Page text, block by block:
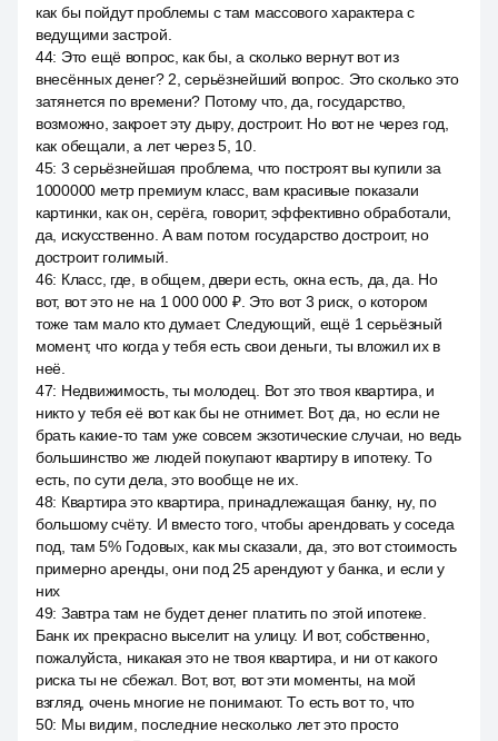
как бы пойдут проблемы с там массового характера с
ведущими застрой.
44: Это ещё вопрос, как бы, а сколько вернут вот из
внесённых денег? 2, серьёзнейший вопрос. Это сколько это
затянется по времени? Потому что, да, государство,
возможно, закроет эту дыру, достроит. Но вот не через год,
как обещали, а лет через 5, 10.
45: 3 серьёзнейшая проблема, что построят вы купили за
1000000 метр премиум класс, вам красивые показали
картинки, как он, серёга, говорит, эффективно обработали,
да, искусственно. А вам потом государство достроит, но
достроит голимый.
46: Класс, где, в общем, двери есть, окна есть, да, да. Но
вот, вот это не на 1 000 000 ₽. Это вот 3 риск, о котором
тоже там мало кто думает. Следующий, ещё 1 серьёзный
момент, что когда у тебя есть свои деньги, ты вложил их в
неё.
47: Недвижимость, ты молодец. Вот это твоя квартира, и
никто у тебя её вот как бы не отнимет. Вот, да, но если не
брать какие-то там уже совсем экзотические случаи, но ведь
большинство же людей покупают квартиру в ипотеку. То
есть, по сути дела, это вообще не их.
48: Квартира это квартира, принадлежащая банку, ну, по
большому счёту. И вместо того, чтобы арендовать у соседа
под, там 5% Годовых, как мы сказали, да, это вот стоимость
примерно аренды, они под 25 арендуют у банка, и если у
них
49: Завтра там не будет денег платить по этой ипотеке.
Банк их прекрасно выселит на улицу. И вот, собственно,
пожалуйста, никакая это не твоя квартира, и ни от какого
риска ты не сбежал. Вот, вот, вот эти моменты, на мой
взгляд, очень многие не понимают. То есть вот то, что
50: Мы видим, последние несколько лет это просто